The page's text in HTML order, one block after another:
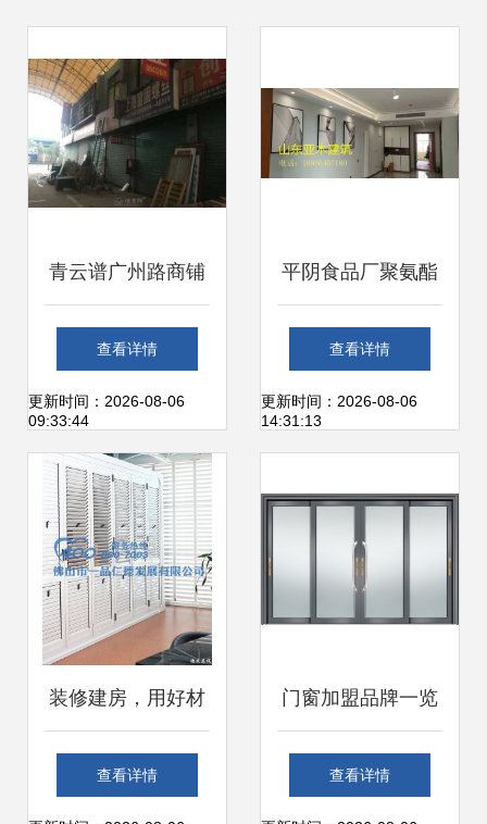
青云谱广州路商铺
火热招租 抢占华东
建材装市场先机
查看详情
更新时间：2026-08-06
09:33:44
平阴食品厂聚氨酯
砂浆地坪 耐高温性
能与建筑建材的创
查看详情
更新时间：2026-08-06
14:31:13
装修建房，用好材
料守护家的和谐
查看详情
门窗加盟品牌一览
及选择指南
查看详情